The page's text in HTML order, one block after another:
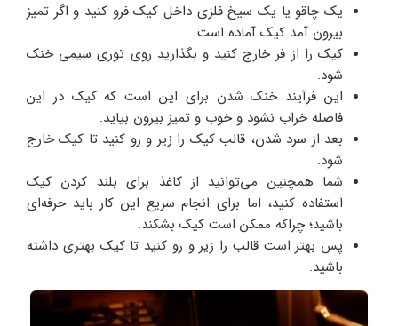
یک چاقو یا یک سیخ فلزی داخل کیک فرو کنید و اگر تمیز
بیرون آمد کیک آماده است.
کیک را از فر خارج کنید و بگذارید روی توری سیمی خنک
شود.
این فرآیند خنک شدن برای این است که کیک در این
فاصله خراب نشود و خوب و تمیز بیرون بیاید.
بعد از سرد شدن، قالب کیک را زیر و رو کنید تا کیک خارج
شود.
شما همچنین می‌توانید از کاغذ برای بلند کردن کیک
استفاده کنید، اما برای انجام سریع این کار باید حرفه‌ای
باشید؛ چراکه ممکن است کیک بشکند.
پس بهتر است قالب را زیر و رو کنید تا کیک بهتری داشته
باشید.